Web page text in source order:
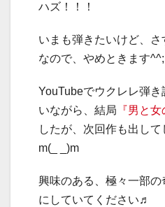
ハズ！！！
いまも弾きたいけど、
なので、やめときます^^;
YouTubeでウクレレ弾
いながら、結局 『男と
したが、次回作も出し
m(_ _)m
興味のある、極々一部
にしていてください♬